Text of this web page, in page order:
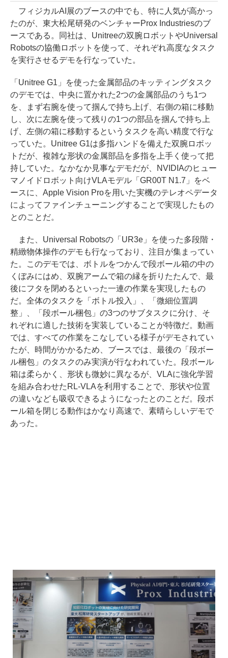
フィジカルAI展のブースの中でも、特に人気が高かっ
たのが、東大松尾研発のベンチャーProx Industriesのブ
ースである。同社は、Unitreeの双腕ロボットやUniversal
Robotsの協働ロボットを使って、それぞれ高度なタスク
を実行させるデモを行なっていた。
「Unitree G1」を使った金属部品のキッティングタスク
のデモでは、中央に置かれた2つの金属部品のうち1つ
を、まず右腕を使って掴んで持ち上げ、右側の箱に移動
し、次に左腕を使って残りの1つの部品を掴んで持ち上
げ、左側の箱に移動するというタスクを高い精度で行な
っていた。Unitree G1は多指ハンドを備えた双腕ロボッ
トだが、複雑な形状の金属部品を多指を上手く使って把
持していた。なかなか見事なデモだが、NVIDIAのヒュー
マノイドロボット向けVLAモデル「GR00T N1.7」をベ
ースに、Apple Vision Proを用いた実機のテレオペデータ
によってファインチューニングすることで実現したもの
とのことだ。
また、Universal Robotsの「UR3e」を使った多段階・
精緻物体操作のデモも行なっており、注目が集まってい
た。このデモでは、ボトルをつかんで段ボール箱の中の
くぼみにはめ、双腕アームで箱の縁を折りたたんで、最
後にフタを閉めるといった一連の作業を実現したもの
だ。全体のタスクを「ボトル投入」、「微細位置調
整」、「段ボール梱包」の3つのサブタスクに分け、そ
れぞれに適した技術を実装していることが特徴だ。動画
では、すべての作業をこなしている様子がデモされてい
たが、時間がかかるため、ブースでは、最後の「段ボー
ル梱包」のタスクのみ実演が行なわれていた。段ボール
箱は柔らかく、形状も微妙に異なるが、VLAに強化学習
を組み合わせたRL-VLAを利用することで、形状や位置
の違いなども吸収できるようになったとのことだ。段ボ
ール箱を閉じる動作はかなり高速で、素晴らしいデモで
あった。